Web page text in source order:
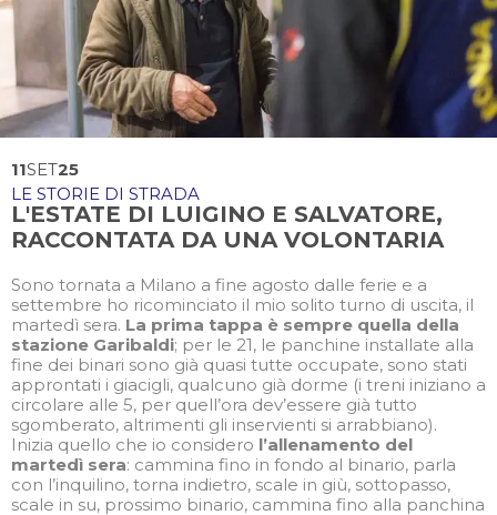
11SET25
LE STORIE DI STRADA
L'ESTATE DI LUIGINO E SALVATORE,
RACCONTATA DA UNA VOLONTARIA
Sono tornata a Milano a fine agosto dalle ferie e a
settembre ho ricominciato il mio solito turno di uscita, il
martedì sera. La prima tappa è sempre quella della
stazione Garibaldi; per le 21, le panchine installate alla
fine dei binari sono già quasi tutte occupate, sono stati
approntati i giacigli, qualcuno già dorme (i treni iniziano a
circolare alle 5, per quell’ora dev’essere già tutto
sgomberato, altrimenti gli inservienti si arrabbiano).
Inizia quello che io considero l’allenamento del
martedì sera: cammina fino in fondo al binario, parla
con l’inquilino, torna indietro, scale in giù, sottopasso,
scale in su, prossimo binario, cammina fino alla panchina